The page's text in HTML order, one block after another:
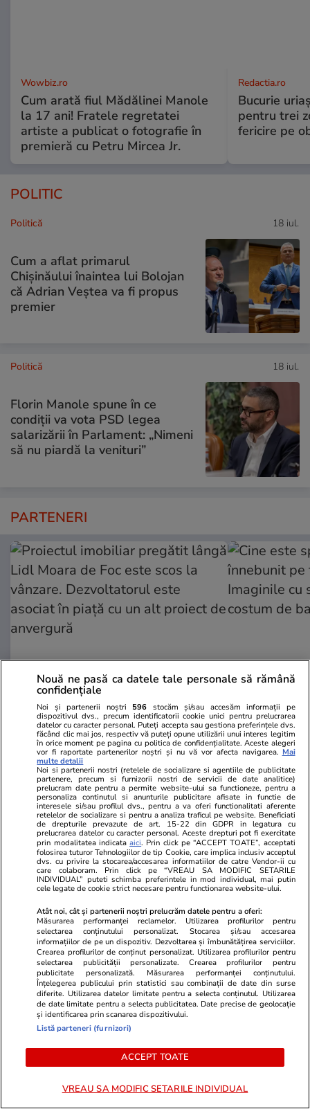
Wowbiz.ro
Cum arată fiul Mădălinei Manole
la 17 ani! Fratele regretatei
artiste a publicat o fotografie în
premieră cu Petru Mircea Jr.
Redactia.ro
Bucurie
pentru trei
fericire pe
POLITIC
Politică 18 iul.
Cum a aflat primarul
Chișinăului înaintea lui Bolojan
că Adrian Veștea va fi propus
premier
Politică 18 iul.
Florin Manole spune în ce
condiții va vota PSD legea
salarizării în Parlament: „Nimeni
să nu piardă la venituri”
PARTENERI
ZiaruldeIasi.ro
Proiectul imobiliar pregătit lângă
Lidl Moara de Foc este scos la
vânzare. Dezvoltatorul este
asociat în piață cu un alt proiect
de anvergură
Cine este
înnebunit
Imaginile
costum de
ULTIMELE ȘTIRI
Fotbal 02:02
Meci legendar la CM 2026: Anglia bate Franța
cu 6-4 în finala mică! Mbappé face istorie și
devine cel mai bun marcator de la Mondiale
Știri Externe 18 iul.
Trump pregătește milioane de dolari pentru
extinderea influenței MAGA în Europa. Ce
proiecte ar urma să fie finanțate
Furtunile au făcut prăpăd în Maramureș: un
Nouă ne pasă ca datele tale personale să rămână
confidențiale
Noi și partenerii noștri 596 stocăm și/sau accesăm informații pe
dispozitivul dvs., precum identificatorii cookie unici pentru prelucrarea
datelor cu caracter personal. Puteți accepta sau gestiona preferințele dvs.
făcând clic mai jos, respectiv vă puteți opune utilizării unui interes legitim
în orice moment pe pagina cu politica de confidențialitate. Aceste alegeri
vor fi raportate partenerilor noștri și nu vă vor afecta navigarea. Mai
multe detalii
Noi si partenerii nostri (retelele de socializare si agentiile de publicitate
partenere, precum si furnizorii nostri de servicii de date analitice)
prelucram date pentru a permite website-ului sa functioneze, pentru a
personaliza continutul si anunturile publicitare afisate in functie de
interesele si/sau profilul dvs., pentru a va oferi functionalitati aferente
retelelor de socializare si pentru a analiza traficul pe website. Beneficiati
de drepturile prevazute de art. 15-22 din GDPR in legatura cu
prelucrarea datelor cu caracter personal. Aceste drepturi pot fi exercitate
prin modalitatea indicataaici. Prin click pe “ACCEPT TOATE”, acceptati
folosirea tuturor Tehnologiilor de tip Cookie, care implica inclusiv acceptul
dvs. cu privire la stocarea/accesarea informatiilor de catre Vendor-ii cu
care colaboram. Prin click pe “VREAU SA MODIFIC SETARILE
INDIVIDUAL” puteti schimba preferintele in mod individual, mai putin
cele legate de cookie strict necesare pentru functionarea website-ului.
Atât noi, cât și partenerii noștri prelucrăm datele pentru a oferi:
Măsurarea performanței reclamelor. Utilizarea profilurilor pentru
selectarea conținutului personalizat. Stocarea și/sau accesarea
informațiilor de pe un dispozitiv. Dezvoltarea și îmbunătățirea serviciilor.
Crearea profilurilor de conținut personalizat. Utilizarea profilurilor pentru
selectarea publicității personalizate. Crearea profilurilor pentru
publicitate personalizată. Măsurarea performanței conținutului.
Înțelegerea publicului prin statistici sau combinații de date din surse
diferite. Utilizarea datelor limitate pentru a selecta conținutul. Utilizarea
de date limitate pentru a selecta publicitatea. Date precise de geolocație
și identificarea prin scanarea dispozitivului.
Listă parteneri (furnizori)
ACCEPT TOATE
VREAU SA MODIFIC SETARILE INDIVIDUAL